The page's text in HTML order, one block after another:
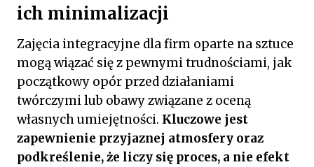
ich minimalizacji
Zajęcia integracyjne dla firm oparte na sztuce
mogą wiązać się z pewnymi trudnościami, jak
początkowy opór przed działaniami
twórczymi lub obawy związane z oceną
własnych umiejętności. Kluczowe jest
zapewnienie przyjaznej atmosfery oraz
podkreślenie, że liczy się proces, a nie efekt